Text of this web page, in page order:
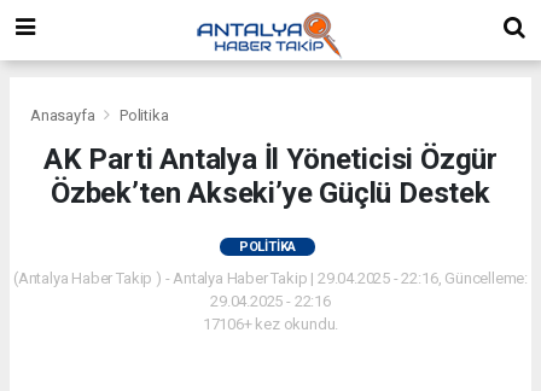
Anasayfa Politika
AK Parti Antalya İl Yöneticisi Özgür
Özbek’ten Akseki’ye Güçlü Destek
POLITIKA
(Antalya Haber Takip ) - Antalya Haber Takip | 29.04.2025 - 22:16, Güncelleme:
29.04.2025 - 22:16
17106+ kez okundu.